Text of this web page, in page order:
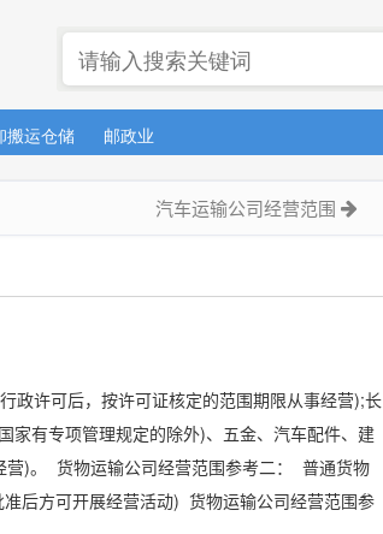
搬运仓储 邮政业
汽车运输公司经营范围
政许可后，按许可证核定的范围期限从事经营);长
有专项管理规定的除外)、五金、汽车配件、建
营)。 货物运输公司经营范围参考二： 普通货物
后方可开展经营活动) 货物运输公司经营范围参